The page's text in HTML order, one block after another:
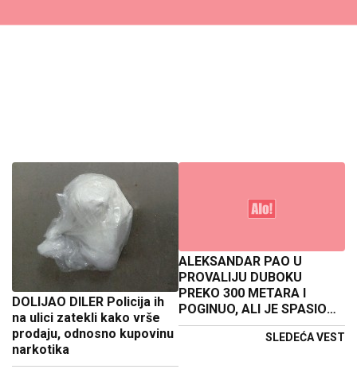
DOLIJAO DILER Policija ih
na ulici zatekli kako vrše
prodaju, odnosno kupovinu
narkotika
ALEKSANDAR PAO U
PROVALIJU DUBOKU
PREKO 300 METARA I
POGINUO, ALI JE SPASIO
PRIJATELJE Ovo je
jedinstveni Planinarski dom
SLEDEĆA VEST